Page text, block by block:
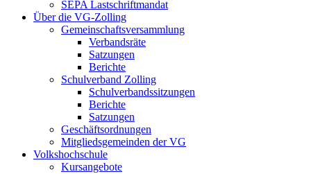
SEPA Lastschriftmandat
Über die VG-Zolling
Gemeinschaftsversammlung
Verbandsräte
Satzungen
Berichte
Schulverband Zolling
Schulverbandssitzungen
Berichte
Satzungen
Geschäftsordnungen
Mitgliedsgemeinden der VG
Volkshochschule
Kursangebote